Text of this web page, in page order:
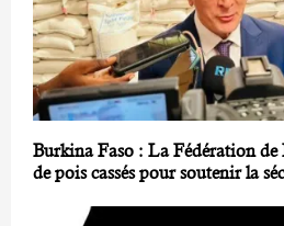
Burkina Faso : La Fédération de
de pois cassés pour soutenir la